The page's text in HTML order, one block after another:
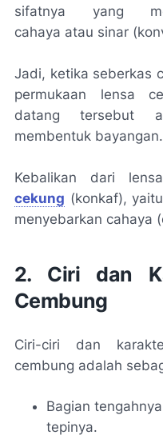
sifatnya yang
cahaya atau sinar
Jadi, ketika seberkas
permukaan lensa
datang tersebut
membentuk bayangan.
Kebalikan dari
cekung (konkaf),
menyebarkan cahaya
2. Ciri dan
Cembung
Ciri-ciri dan
cembung adalah
Bagian
tepinya.